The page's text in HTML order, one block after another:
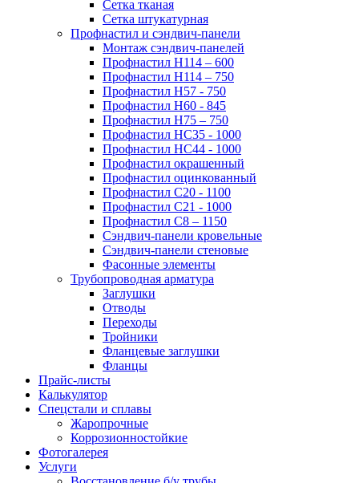
Сетка тканая
Сетка штукатурная
Профнастил и сэндвич-панели
Монтаж сэндвич-панелей
Профнастил Н114 – 600
Профнастил Н114 – 750
Профнастил Н57 - 750
Профнастил Н60 - 845
Профнастил Н75 – 750
Профнастил НС35 - 1000
Профнастил НС44 - 1000
Профнастил окрашенный
Профнастил оцинкованный
Профнастил С20 - 1100
Профнастил С21 - 1000
Профнастил С8 – 1150
Сэндвич-панели кровельные
Сэндвич-панели стеновые
Фасонные элементы
Трубопроводная арматура
Заглушки
Отводы
Переходы
Тройники
Фланцевые заглушки
Фланцы
Прайс-листы
Калькулятор
Спецстали и сплавы
Жаропрочные
Коррозионностойкие
Фотогалерея
Услуги